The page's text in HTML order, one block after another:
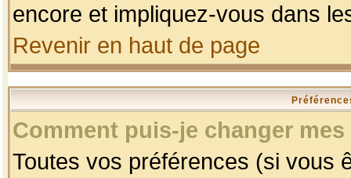
encore et impliquez-vous dans
Revenir en haut de page
Comment puis-je changer
Toutes vos préférences (si vous